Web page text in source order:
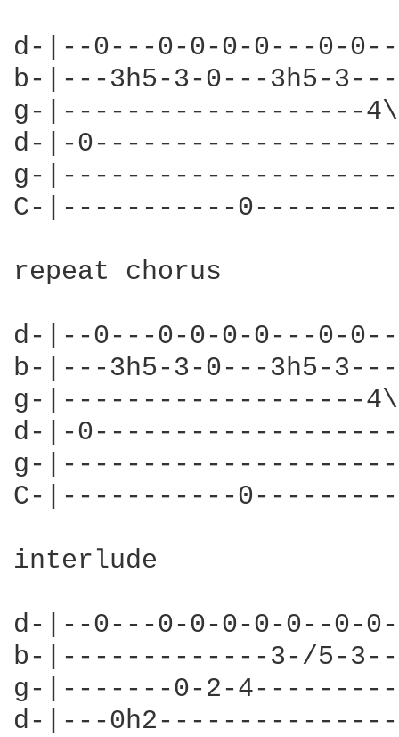
d-|--0---0-0-0-0---0-
b-|---3h5-3-0---
g-|-------------------
d-|-
g-
C-|-----------
repeat chorus
d-|--0---0-0-0-0---0-
b-|---3h5-3-0---3h5-
g-|-------------------
d-|-
g-
C-|-----------
interlude
d-|--0---0-0-0-0-0--0-
b-|-------------3-/5-
g-|-------0-2-
d-|---